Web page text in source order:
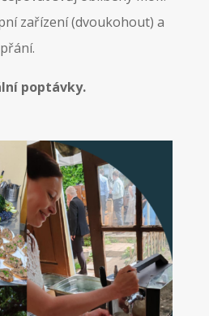
zařízení (dvoukohout) a
poptávky.